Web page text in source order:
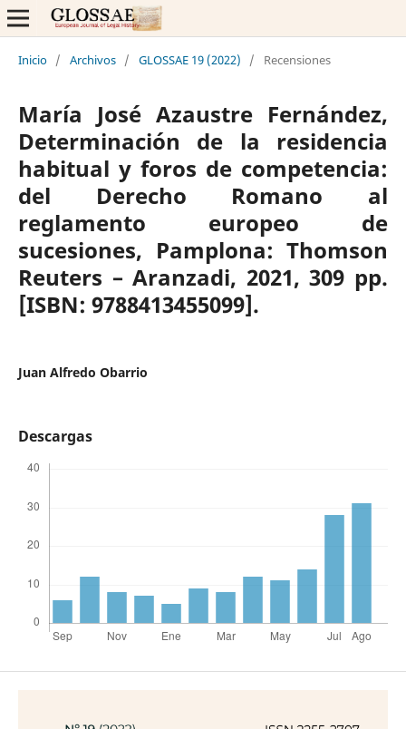
Inicio / Archivos / GLOSSAE 19 (2022) / Recensiones
María José Azaustre Fernández,
Determinación de la residencia
habitual y foros de competencia:
del Derecho Romano al
reglamento europeo de
sucesiones, Pamplona: Thomson
Reuters – Aranzadi, 2021, 309 pp.
[ISBN: 9788413455099].
Juan Alfredo Obarrio
Descargas